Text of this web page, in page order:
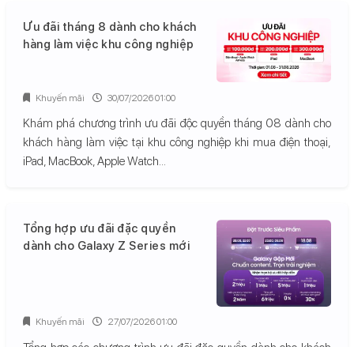
Ưu đãi tháng 8 dành cho khách
hàng làm việc khu công nghiệp
Khám phá chương trình ưu đãi độc quyền tháng 08 dành cho
khách hàng làm việc tại khu công nghiệp khi mua điện thoại,
iPad, MacBook, Apple Watch...
Khuyến mãi 30/07/2026 01:00
Tổng hợp ưu đãi đặc quyền
dành cho Galaxy Z Series mới
Khuyến mãi 27/07/2026 01:00